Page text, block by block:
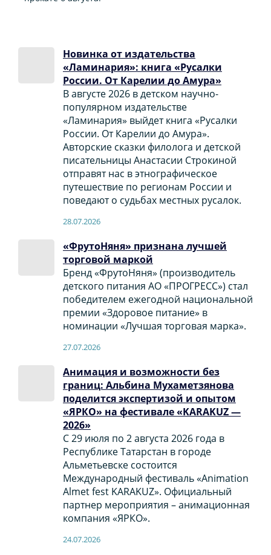
Новинка от издательства
«Ламинария»: книга «Русалки
России. От Карелии до Амура»
В августе 2026 в детском научно-
популярном издательстве
«Ламинария» выйдет книга «Русалки
России. От Карелии до Амура».
Авторские сказки филолога и детской
писательницы Анастасии Строкиной
отправят нас в этнографическое
путешествие по регионам России и
поведают о судьбах местных русалок.
28.07.2026
«ФрутоНяня» признана лучшей
торговой маркой
Бренд «ФрутоНяня» (производитель
детского питания АО «ПРОГРЕСС») стал
победителем ежегодной национальной
премии «Здоровое питание» в
номинации «Лучшая торговая марка».
27.07.2026
Анимация и возможности без
границ: Альбина Мухаметзянова
поделится экспертизой и опытом
«ЯРКО» на фестивале «KARAKUZ —
2026»
С 29 июля по 2 августа 2026 года в
Республике Татарстан в городе
Альметьевске состоится
Международный фестиваль «Animation
Almet fest KARAKUZ». Официальный
партнер мероприятия – анимационная
компания «ЯРКО».
24.07.2026